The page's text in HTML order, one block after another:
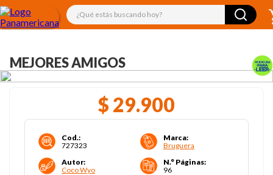
¿Qué estás buscando hoy?
MEJORES AMIGOS
$ 29.900
Cod.:
727323
Marca:
Bruguera
Autor:
Coco Wyo
N.° Páginas:
96